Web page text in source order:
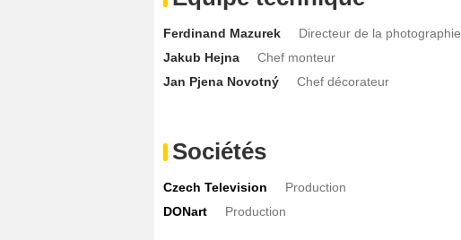
Ferdinand Mazurek
Directeur de la photographie
Jakub Hejna
Chef monteur
Jan Pjena Novotný
Chef décorateur
Sociétés
Czech Television
Production
DONart
Production